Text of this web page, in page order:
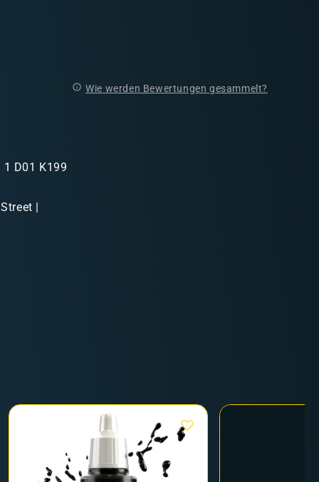
Wie werden Bewertungen gesammelt?
D01 K199
|